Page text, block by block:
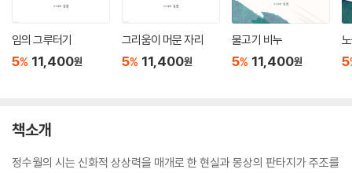
임의 그루터기
5% 11,400원
그리움이 머문 자리
5% 11,400원
물고기 비누
5% 11,400원 5
책소개
정수월의 시는 신화적 상상력을 매개로 한 현실과 몽상의 판타지가 주조를